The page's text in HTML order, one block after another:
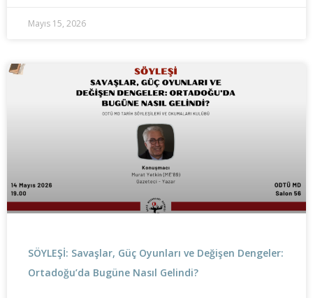
Mayıs 15, 2026
SÖYLEŞİ: Savaşlar, Güç Oyunları ve Değişen Dengeler:
Ortadoğu’da Bugüne Nasıl Gelindi?